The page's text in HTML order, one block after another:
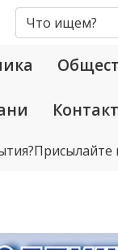
Присылайте